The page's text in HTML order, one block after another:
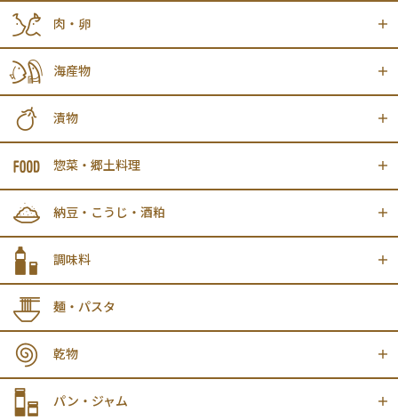
肉・卵
海産物
漬物
惣菜・郷土料理
納豆・こうじ・酒粕
調味料
麺・パスタ
乾物
パン・ジャム